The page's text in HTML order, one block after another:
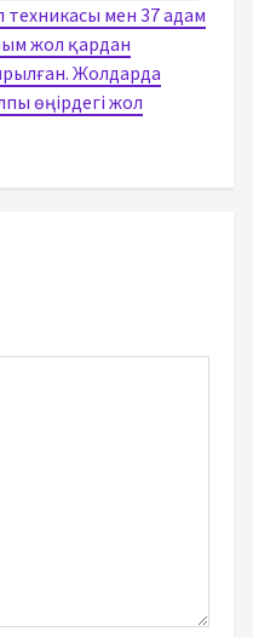
техникасы мен 37 адам
жол қардан
Жолдарда
өңірдегі жол